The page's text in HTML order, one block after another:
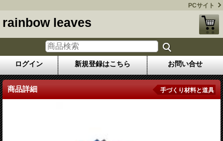
PCサイト
rainbow leaves
ログイン 新規登録はこちら お問い合せ
商品詳細 手づくり材料と道具